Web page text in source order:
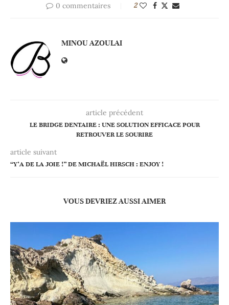
0 commentaires 2
MINOU AZOULAI
article précédent
LE BRIDGE DENTAIRE : UNE SOLUTION EFFICACE POUR
RETROUVER LE SOURIRE
article suivant
“Y’A DE LA JOIE !” DE MICHAËL HIRSCH : ENJOY !
VOUS DEVRIEZ AUSSI AIMER